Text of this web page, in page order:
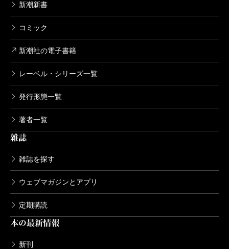
新潮新書
コミック
新潮社の電子書籍
レーベル・シリーズ一覧
発行形態一覧
著者一覧
雑誌
雑誌を探す
ウェブマガジンとアプリ
定期購読
本の最新情報
新刊